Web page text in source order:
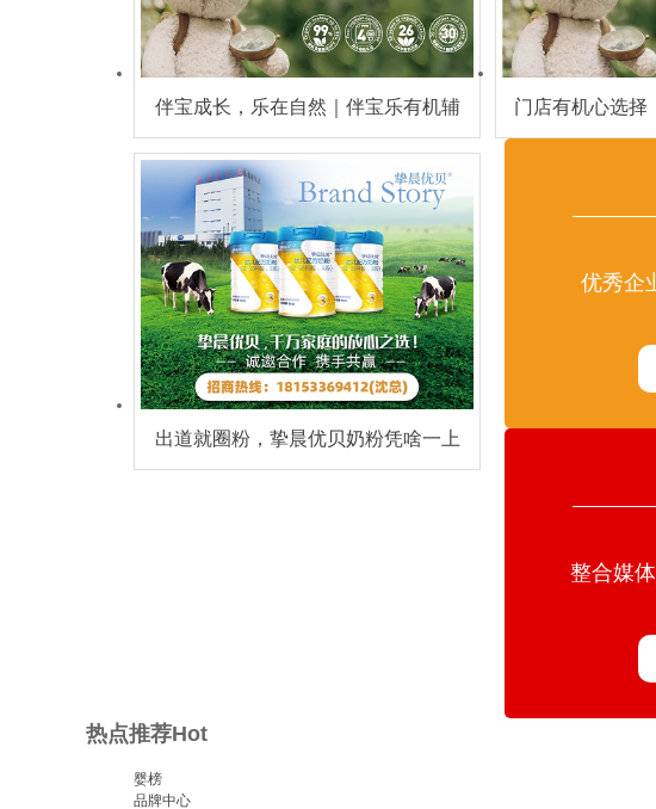
伴宝成长，乐在自然｜伴宝乐有机辅
食，开启健康喂养新潮流
门店有机心选择
出道就圈粉，挚晨优贝奶粉凭啥一上
优秀企
整合媒
热点推荐Hot
婴榜
品牌中心